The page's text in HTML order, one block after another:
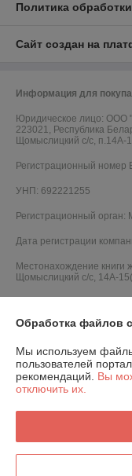
Политика
Сайт создан на
Информация для
Юридическое лицо: ООО
223021, Республика
Щомыслицкий с/с, п.14А-
Регистрационный номер
УНП: 692221255
Регистрационный орган:
Дата регистрации
Местонахождение книги
Щомыслицкий с/с, 14А-
Обработка файлов
Мы используем
пользователей
рекомендаций. Вы
отключить их.